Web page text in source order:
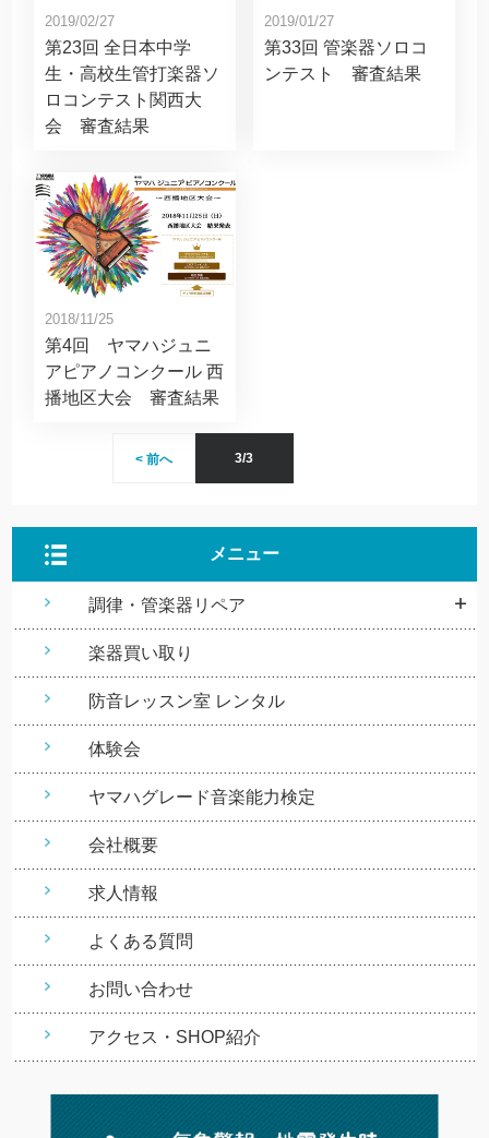
2019/02/27
第23回 全日本中学
生・高校生管打楽器ソ
ロコンテスト関西大
会 審査結果
2019/01/27
第33回 管楽器ソロコ
ンテスト 審査結果
2018/11/25
第4回 ヤマハジュニ
アピアノコンクール 西
播地区大会 審査結果
3/3
< 前へ
メニュー
調律・管楽器リペア
楽器買い取り
防音レッスン室 レンタル
体験会
ヤマハグレード音楽能力検定
会社概要
求人情報
よくある質問
お問い合わせ
アクセス・SHOP紹介